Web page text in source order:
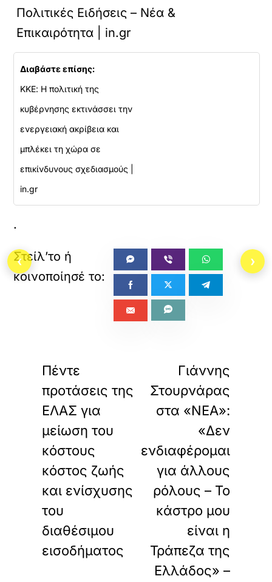
Πολιτικές Ειδήσεις – Νέα &
Επικαιρότητα | in.gr
Διαβάστε επίσης:
ΚΚΕ: Η πολιτική της
κυβέρνησης εκτινάσσει την
ενεργειακή ακρίβεια και
μπλέκει τη χώρα σε
επικίνδυνους σχεδιασμούς |
in.gr
.
Πέντε
προτάσεις της
ΕΛΑΣ για
μείωση του
κόστους
κόστος ζωής
και ενίσχυσης
του
διαθέσιμου
εισοδήματος
Γιάννης
Στουρνάρας
στα «ΝΕΑ»:
«Δεν
ενδιαφέρομαι
για άλλους
ρόλους – Το
κάστρο μου
είναι η
Τράπεζα της
Ελλάδος» –
‹ ›